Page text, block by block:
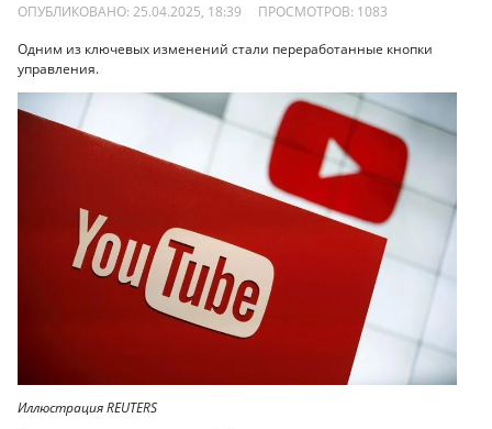
ОПУБЛИКОВАНО: 25.04.2025, 18:39 ПРОСМОТРОВ: 1083
Одним из ключевых изменений стали переработанные кнопки
управления.
Иллюстрация REUTERS